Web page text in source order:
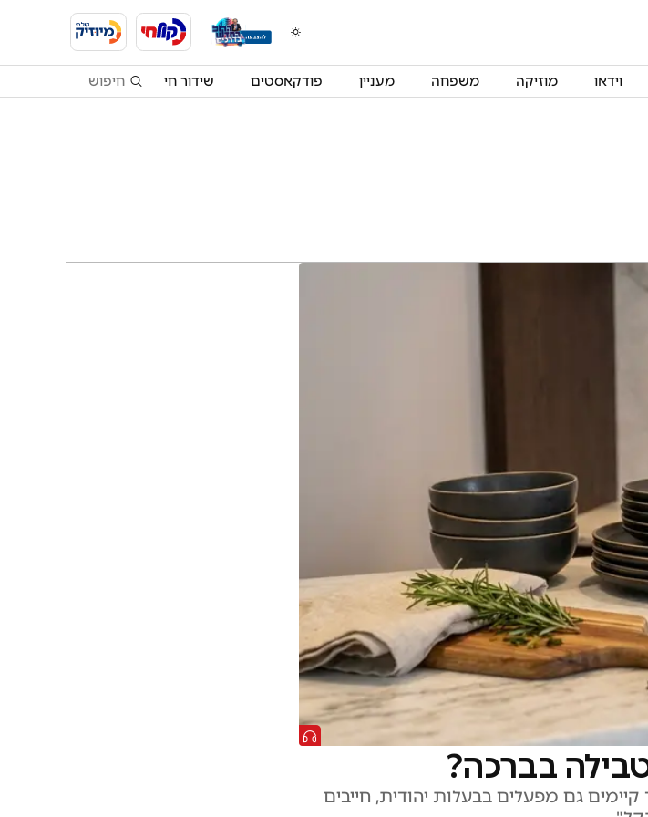
וידאו מוזיקה משפחה מעניין פודקאסטים שידור חי
טבילה בברכה?
גם מפעלים בבעלות יהודית, חייבים